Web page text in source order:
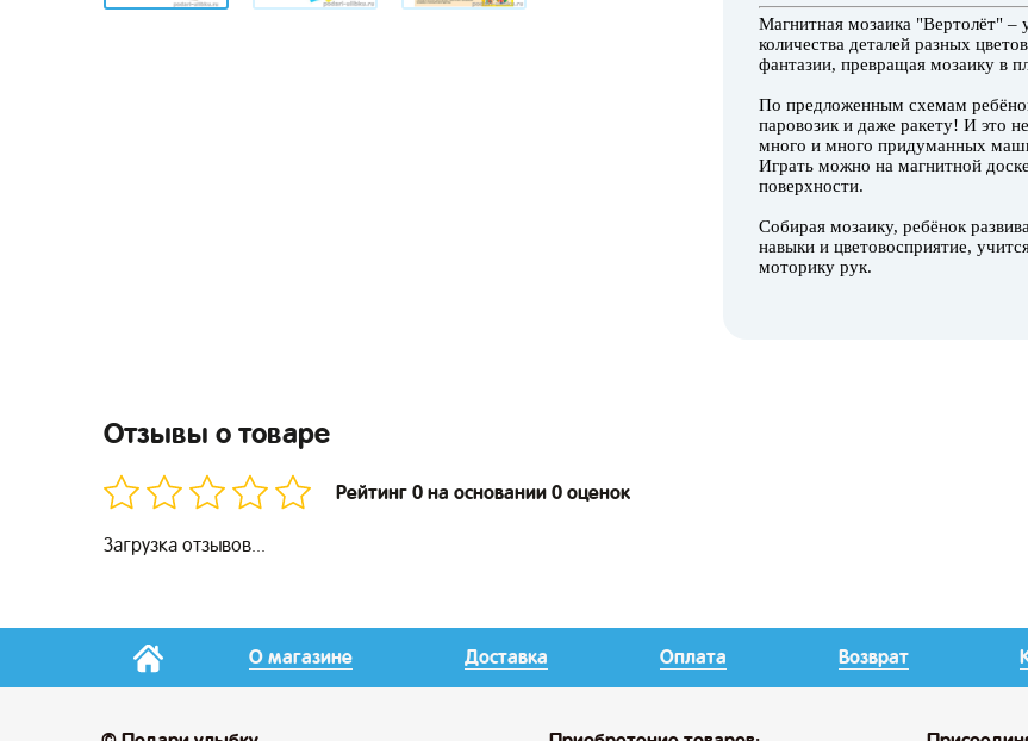
Магнитная мозаика "Вертолёт" –
количества деталей разных
фантазии, превращая мозаику в
По предложенным схемам
паровозик и даже ракету! И это
много и много придуманных
Играть можно на магнитной
поверхности.
Собирая мозаику, ребёнок
навыки и цветовосприятие,
моторику рук.
Отзывы о товаре
Рейтинг 0 на основании 0 оценок
Загрузка отзывов...
О магазине Доставка Оплата Возврат